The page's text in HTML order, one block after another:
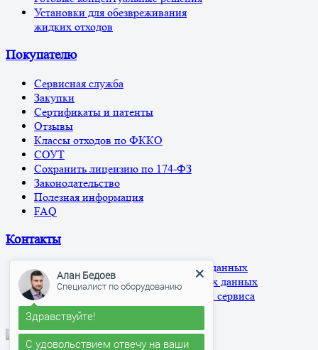
Установки для обезвреживания
жидких отходов
Покупателю
Сервисная служба
Закупки
Сертификаты и патенты
Отзывы
Классы отходов по ФККО
СОУТ
Сохранить лицензию по 174-ФЗ
Законодательство
Полезная информация
FAQ
Контакты
Политика обработки персональных данных
Согласие на обработку персональных данных
Согласие на использование cookies и сервиса
Яндекс.Метрика
Алан Бедоев
Специалист по оборудованию
Здравствуйте!
С удовольствием отвечу на ваши